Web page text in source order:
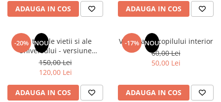
SelfConnect
Vindecare Spirituala
Sanatate
Masaj
ADAUGA IN COS ADAUGA IN COS
-20% NOU
Din tainele vietii si ale
Universului - versiune
originala din 1939. Volumele I-
III. Cutie de colectie -Scarlat
Demetrescu
150,00 Lei
120,00 Lei
ADAUGA IN COS
-17% NOU
Vindecarea copilului interior
60,00 Lei
50,00 Lei
ADAUGA IN COS